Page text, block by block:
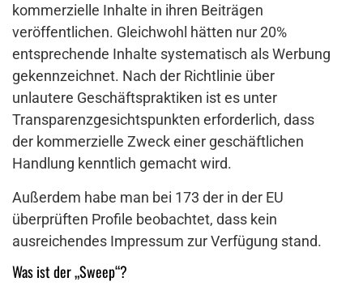
kommerzielle Inhalte in ihren Beiträgen
veröffentlichen. Gleichwohl hätten nur 20%
entsprechende Inhalte systematisch als Werbung
gekennzeichnet. Nach der Richtlinie über
unlautere Geschäftspraktiken ist es unter
Transparenzgesichtspunkten erforderlich, dass
der kommerzielle Zweck einer geschäftlichen
Handlung kenntlich gemacht wird.
Außerdem habe man bei 173 der in der EU
überprüften Profile beobachtet, dass kein
ausreichendes Impressum zur Verfügung stand.
Was ist der „Sweep“?